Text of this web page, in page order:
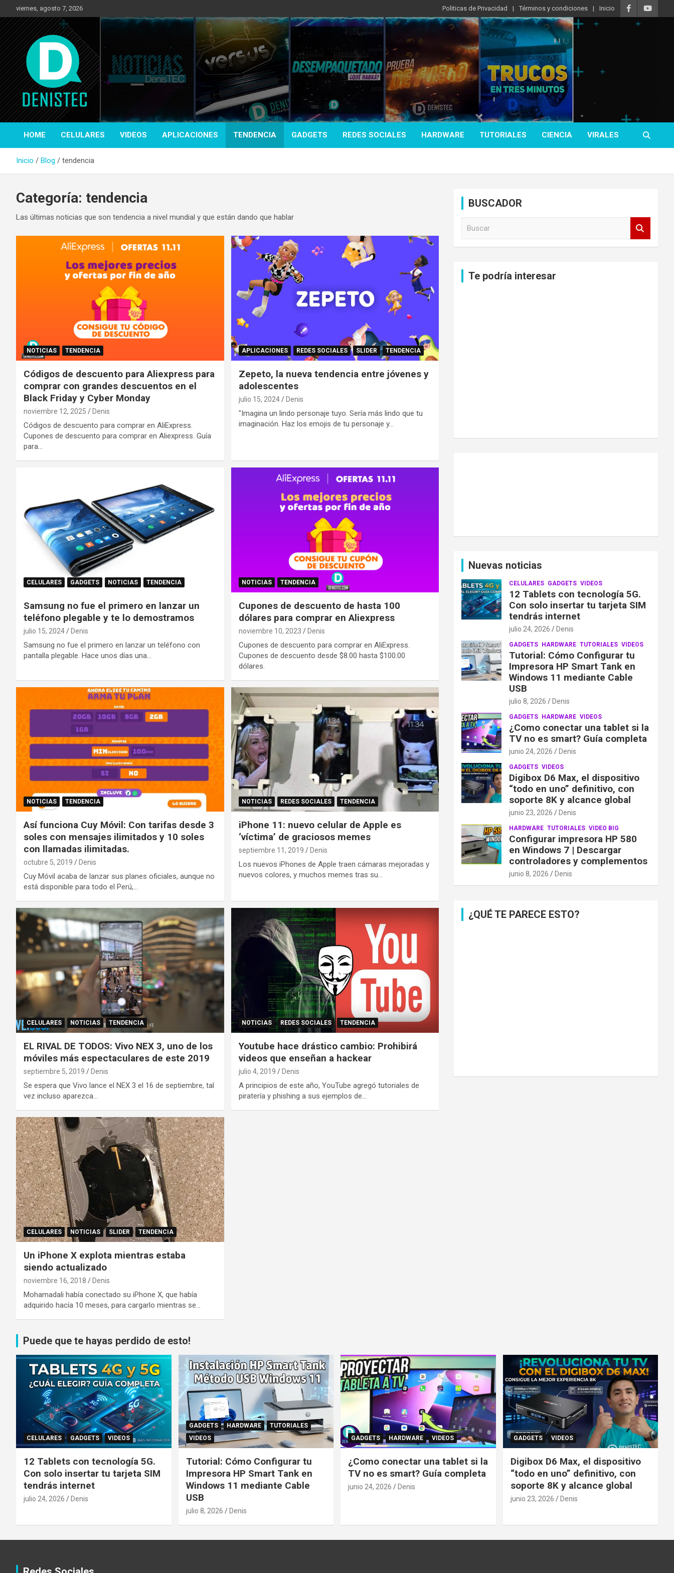
al
contenido
viernes, agosto 7, 2026 Politicas de Privacidad Términos y condiciones Inicio
DenisTec
Tecnología y más!
HOME CELULARES VIDEOS APLICACIONES TENDENCIA GADGETS REDES SOCIALES HARDWARE TUTORIALES CIENCIA VIRALES
Inicio Blog tendencia
Categoría: tendencia
Las últimas noticias que son tendencia a nivel mundial y que están dando que hablar
NOTICIAS TENDENCIA
Códigos de descuento para Aliexpress para
comprar con grandes descuentos en el
Black Friday y Cyber ​​Monday
noviembre 12, 2025 Denis
Códigos de descuento para comprar en AliExpress.
Cupones de descuento para comprar en Aliexpress. Guía
para…
APLICACIONES REDES SOCIALES SLIDER TENDENCIA
Zepeto, la nueva tendencia entre jóvenes y
adolescentes
julio 15, 2024 Denis
"Imagina un lindo personaje tuyo. Sería más lindo que tu
imaginación. Haz los emojis de tu personaje y…
CELULARES GADGETS NOTICIAS TENDENCIA
Samsung no fue el primero en lanzar un
teléfono plegable y te lo demostramos
julio 15, 2024 Denis
Samsung no fue el primero en lanzar un teléfono con
pantalla plegable. Hace unos días una…
NOTICIAS TENDENCIA
Cupones de descuento de hasta 100
dólares para comprar en Aliexpress
noviembre 10, 2023 Denis
Cupones de descuento para comprar en AliExpress.
Cupones de descuento desde $8.00 hasta $100.00
dólares.
NOTICIAS TENDENCIA
Así funciona Cuy Móvil: Con tarifas desde 3
soles con mensajes ilimitados y 10 soles
con llamadas ilimitadas.
octubre 5, 2019 Denis
Cuy Móvil acaba de lanzar sus planes oficiales, aunque no
está disponible para todo el Perú,…
NOTICIAS REDES SOCIALES TENDENCIA
iPhone 11: nuevo celular de Apple es
‘víctima’ de graciosos memes
septiembre 11, 2019 Denis
Los nuevos iPhones de Apple traen cámaras mejoradas y
nuevos colores, y muchos memes tras su…
CELULARES NOTICIAS TENDENCIA
EL RIVAL DE TODOS: Vivo NEX 3, uno de los
móviles más espectaculares de este 2019
septiembre 5, 2019 Denis
Se espera que Vivo lance el NEX 3 el 16 de septiembre, tal
vez incluso aparezca…
NOTICIAS REDES SOCIALES TENDENCIA
Youtube hace drástico cambio: Prohibirá
videos que enseñan a hackear
julio 4, 2019 Denis
A principios de este año, YouTube agregó tutoriales de
piratería y phishing a sus ejemplos de…
CELULARES NOTICIAS SLIDER TENDENCIA
Un iPhone X explota mientras estaba
siendo actualizado
noviembre 16, 2018 Denis
Mohamadali había conectado su iPhone X, que había
adquirido hacía 10 meses, para cargarlo mientras se…
BUSCADOR
Te podría interesar
Nuevas noticias
CELULARES GADGETS VIDEOS
12 Tablets con tecnología 5G.
Con solo insertar tu tarjeta SIM
tendrás internet
julio 24, 2026 Denis
GADGETS HARDWARE TUTORIALES VIDEOS
Tutorial: Cómo Configurar tu
Impresora HP Smart Tank en
Windows 11 mediante Cable
USB
julio 8, 2026 Denis
GADGETS HARDWARE VIDEOS
¿Como conectar una tablet si la
TV no es smart? Guía completa
junio 24, 2026 Denis
GADGETS VIDEOS
Digibox D6 Max, el dispositivo
“todo en uno” definitivo, con
soporte 8K y alcance global
junio 23, 2026 Denis
HARDWARE TUTORIALES VIDEO BIG
Configurar impresora HP 580
en Windows 7 | Descargar
controladores y complementos
junio 8, 2026 Denis
¿QUÉ TE PARECE ESTO?
Puede que te hayas perdido de esto!
CELULARES GADGETS VIDEOS
12 Tablets con tecnología 5G.
Con solo insertar tu tarjeta SIM
tendrás internet
julio 24, 2026 Denis
GADGETS HARDWARE
TUTORIALES
VIDEOS
Tutorial: Cómo Configurar tu
Impresora HP Smart Tank en
Windows 11 mediante Cable
USB
julio 8, 2026 Denis
GADGETS HARDWARE VIDEOS
¿Como conectar una tablet si la
TV no es smart? Guía completa
junio 24, 2026 Denis
GADGETS VIDEOS
Digibox D6 Max, el dispositivo
“todo en uno” definitivo, con
soporte 8K y alcance global
junio 23, 2026 Denis